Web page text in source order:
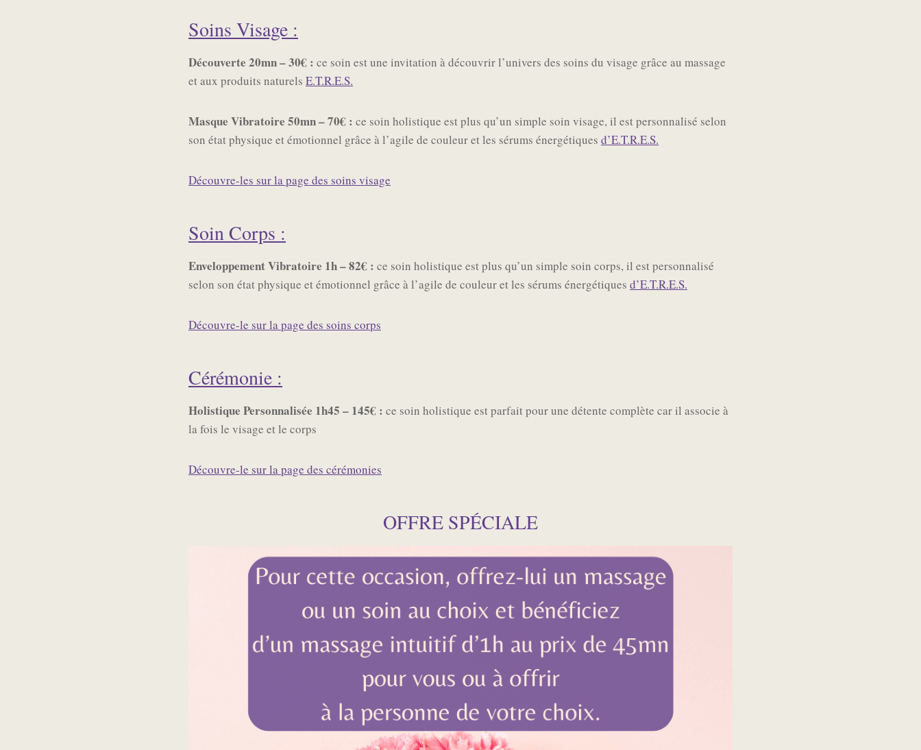
Soins Visage :
Découverte 20mn – 30€ : ce soin est une invitation à découvrir l’univers des soins du visage grâce au massage
et aux produits naturels E.T.R.E.S.
Masque Vibratoire 50mn – 70€ : ce soin holistique est plus qu’un simple soin visage, il est personnalisé selon
son état physique et émotionnel grâce à l’agile de couleur et les sérums énergétiques d’E.T.R.E.S.
Découvre-les sur la page des soins visage
Soin Corps :
Enveloppement Vibratoire 1h – 82€ : ce soin holistique est plus qu’un simple soin corps, il est personnalisé
selon son état physique et émotionnel grâce à l’agile de couleur et les sérums énergétiques d’E.T.R.E.S.
Découvre-le sur la page des soins corps
Cérémonie :
Holistique Personnalisée 1h45 – 145€ : ce soin holistique est parfait pour une détente complète car il associe à
la fois le visage et le corps
Découvre-le sur la page des cérémonies
OFFRE SPÉCIALE